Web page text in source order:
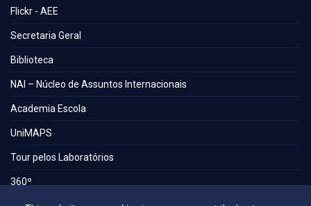
Flickr - AEE
Secretaria Geral
Biblioteca
NAI – Núcleo de Assuntos Internacionais
Academia Escola
UniMAPS
Tour pelos Laboratórios
360º